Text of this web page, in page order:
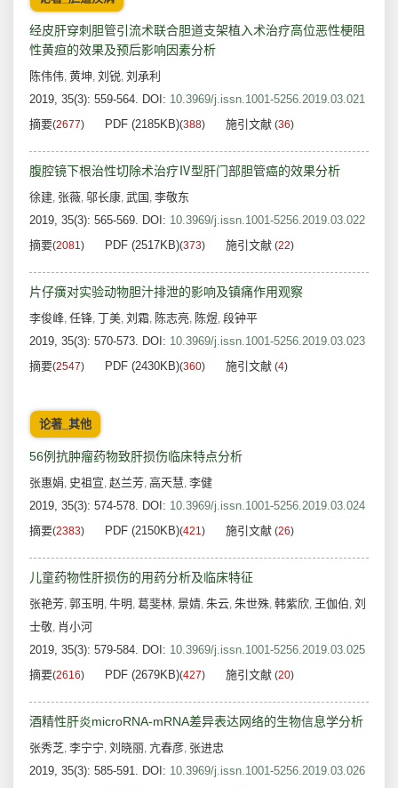
经皮肝穿刺胆管引流术联合胆道支架植入术治疗高位恶性梗阻
性黄疸的效果及预后影响因素分析
陈伟伟, 黄坤, 刘锐, 刘承利
2019, 35(3): 559-564. DOI: 10.3969/j.issn.1001-5256.2019.03.021
摘要(2677) PDF (2185KB)(388) 施引文献 (36)
腹腔镜下根治性切除术治疗Ⅳ型肝门部胆管癌的效果分析
徐建, 张薇, 邬长康, 武国 , 李敬东
2019, 35(3): 565-569. DOI: 10.3969/j.issn.1001-5256.2019.03.022
摘要(2081) PDF (2517KB)(373) 施引文献 (22)
片仔癀对实验动物胆汁排泄的影响及镇痛作用观察
李俊峰, 任锋, 丁美, 刘霜, 陈志亮, 陈煜, 段钟平
2019, 35(3): 570-573. DOI: 10.3969/j.issn.1001-5256.2019.03.023
摘要(2547) PDF (2430KB)(360) 施引文献 (4)
论著_其他
56例抗肿瘤药物致肝损伤临床特点分析
张惠娟, 史祖宣, 赵兰芳, 高天慧, 李健
2019, 35(3): 574-578. DOI: 10.3969/j.issn.1001-5256.2019.03.024
摘要(2383) PDF (2150KB)(421) 施引文献 (26)
儿童药物性肝损伤的用药分析及临床特征
张艳芳, 郭玉明 , 牛明 , 葛斐林, 景婧, 朱云, 朱世殊, 韩紫欣, 王伽伯, 刘
士敬, 肖小河
2019, 35(3): 579-584. DOI: 10.3969/j.issn.1001-5256.2019.03.025
摘要(2616) PDF (2679KB)(427) 施引文献 (20)
酒精性肝炎microRNA-mRNA差异表达网络的生物信息学分析
张秀芝, 李宁宁, 刘晓丽, 亢春彦, 张进忠
2019, 35(3): 585-591. DOI: 10.3969/j.issn.1001-5256.2019.03.026